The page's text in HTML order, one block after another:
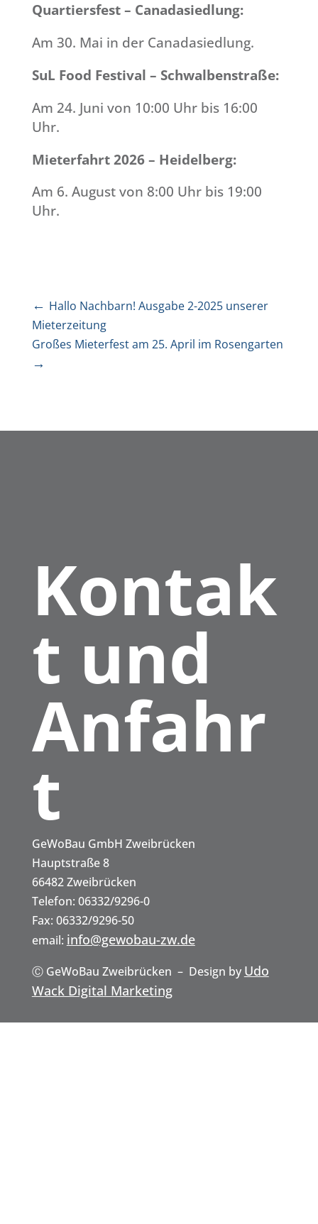
Quartiersfest – Canadasiedlung:
Am 30. Mai in der Canadasiedlung.
SuL Food Festival – Schwalbenstraße:
Am 24. Juni von 10:00 Uhr bis 16:00
Uhr.
Mieterfahrt 2026 – Heidelberg:
Am 6. August von 8:00 Uhr bis 19:00
Uhr.
← Hallo Nachbarn! Ausgabe 2-2025 unserer
Mieterzeitung
Großes Mieterfest am 25. April im Rosengarten
→
Kontak
t und
Anfahr
t
GeWoBau GmbH Zweibrücken
Hauptstraße 8
66482 Zweibrücken
Telefon: 06332/9296-0
Fax: 06332/9296-50
email: info@gewobau-zw.de
Ⓒ GeWoBau Zweibrücken – Design by Udo
Wack Digital Marketing
Kontak
t und
Anfahr
t